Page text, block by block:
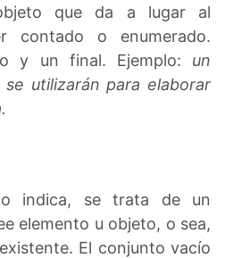
que da a lugar al
contado o enumerado.
y un final. Ejemplo: un
utilizarán para elaborar
indica, se trata de un
elemento u objeto, o sea,
El conjunto vacío